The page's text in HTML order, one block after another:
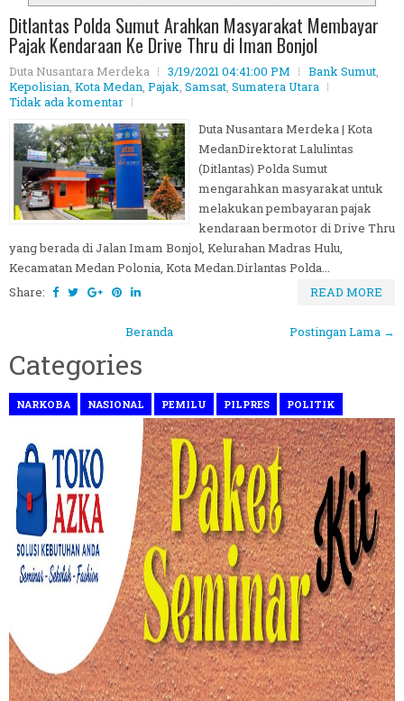
Ditlantas Polda Sumut Arahkan Masyarakat Membayar
Pajak Kendaraan Ke Drive Thru di Iman Bonjol
Duta Nusantara Merdeka 3/19/2021 04:41:00 PM Bank Sumut,
Kepolisian, Kota Medan, Pajak, Samsat, Sumatera Utara
Tidak ada komentar
Duta Nusantara Merdeka | Kota
MedanDirektorat Lalulintas
(Ditlantas) Polda Sumut
mengarahkan masyarakat untuk
melakukan pembayaran pajak
kendaraan bermotor di Drive Thru
yang berada di Jalan Imam Bonjol, Kelurahan Madras Hulu,
Kecamatan Medan Polonia, Kota Medan.Dirlantas Polda...
Share:
READ MORE
Postingan Lama →
Beranda
Categories
NARKOBA NASIONAL PEMILU PILPRES POLITIK